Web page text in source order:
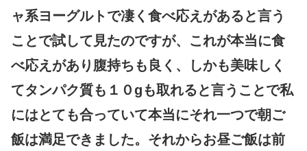
ャ系ヨーグルトで凄く食べ応えがあると言う
ことで試して見たのですが、これが本当に食
べ応えがあり腹持ちも良く、しかも美味しく
てタンパク質も１０gも取れると言うことで私
にはとても合っていて本当にそれ一つで朝ご
飯は満足できました。それからお昼ご飯は前